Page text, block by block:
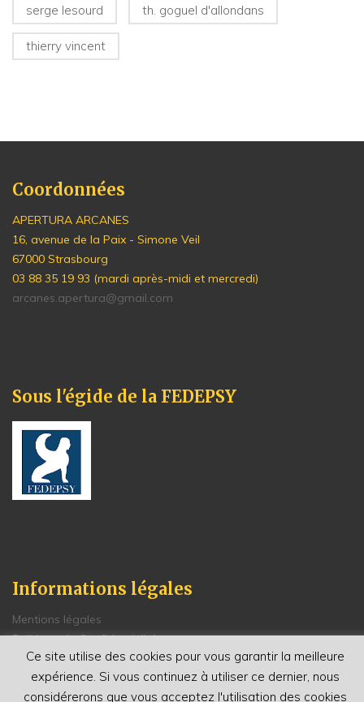
serge lesourd th. goguel d'allondans
thierry vincent
Coordonnées
APERTURA ARCANES
16, avenue de la Paix - Simone Veil
67000 Strasbourg
03 88 35 19 93 (mardi après-midi et mercredi)
arcanes.apertura@gmail.com
Sous l'égide de la FEDEPSY
Informations légales
Mentions légales
Politique de Confidentialité
Conditions générales de vente
Renseignements et contacts
Ce site utilise des cookies pour vous garantir la meilleure
expérience. Si vous continuez à utiliser ce dernier, nous
considérerons que vous acceptez l'utilisation des cookies